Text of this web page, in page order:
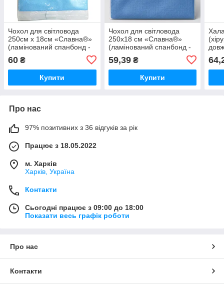
Чохол для світловода
250см х 18см «Славна®»
(ламінований спанбонд -
45 г/м2) стерильний, 1 шт.
60 ₴
Купити
Чохол для світловода
250х18 см «Славна®»
(ламінований спанбонд -
59,39₴
Купити
Про нас
97% позитивних з 36 відгуків за рік
Працює з 18.05.2022
м. Харків
Харків, Україна
Контакти
Сьогодні працює з 09:00 до 18:00
Показати весь графік роботи
Про нас
Контакти